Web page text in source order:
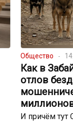
Общество
Как в
отлов
И причём тут